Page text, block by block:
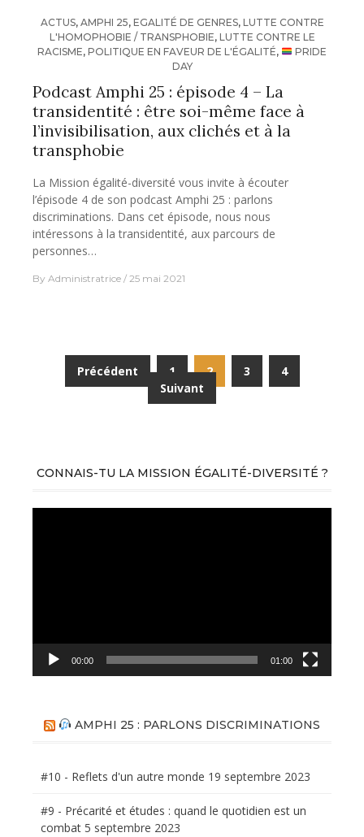
ACTUS, AMPHI 25, EGALITÉ DE GENRES, LUTTE CONTRE
L'HOMOPHOBIE / TRANSPHOBIE, LUTTE CONTRE LE
RACISME,POLITIQUE EN FAVEUR DE L'ÉGALITÉ,
PRIDE
DAY
Podcast Amphi 25 : épisode 4 – La
transidentité : être soi-même face à
l’invisibilisation, aux clichés et à la
transphobie
La Mission égalité-diversité vous invite à écouter
l’épisode 4 de son podcast Amphi 25 : parlons
discriminations. Dans cet épisode, nous nous
intéressons à la transidentité, aux parcours de
personnes…
By Administratrice 25 mai 2021
Navigation
Précédent 1 2 3
4
Suivant
CONNAIS-TU LA MISSION ÉGALITÉ-DIVERSITÉ ?
00:00 01:00
AMPHI 25 : PARLONS DISCRIMINATIONS
#10 - Reflets d'un autre monde 19 septembre 2023
#9 - Précarité et études : quand le quotidien est un
combat 5 septembre 2023